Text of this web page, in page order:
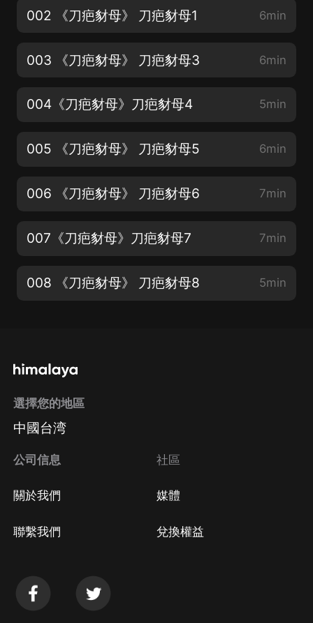
002 《刀疤豺母》 刀疤豺母1 6min
003 《刀疤豺母》 刀疤豺母3 6min
004《刀疤豺母》刀疤豺母4 5min
005 《刀疤豺母》 刀疤豺母5 6min
006 《刀疤豺母》 刀疤豺母6 7min
007《刀疤豺母》刀疤豺母7 7min
008 《刀疤豺母》 刀疤豺母8 5min
選擇您的地區
中國台湾
公司信息
關於我們
聯繫我們
社區
媒體
兌換權益